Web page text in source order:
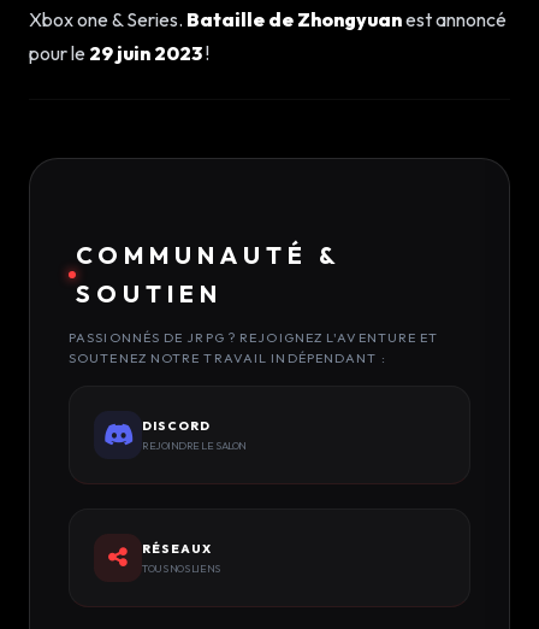
Xbox one & Series. Bataille de Zhongyuanest annoncé
pour le 29 juin 2023!
COMMUNAUTÉ &
SOUTIEN
PASSIONNÉS DE JRPG ? REJOIGNEZ L'AVENTURE ET
SOUTENEZ NOTRE TRAVAIL INDÉPENDANT :
DISCORD
REJOINDRE LE SALON
RÉSEAUX
TOUS NOS LIENS